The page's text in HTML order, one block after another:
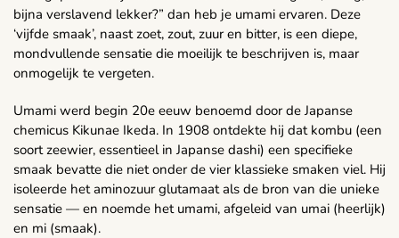
bijna verslavend lekker?” dan heb je umami ervaren. Deze
‘vijfde smaak’, naast zoet, zout, zuur en bitter, is een diepe,
mondvullende sensatie die moeilijk te beschrijven is, maar
onmogelijk te vergeten.
Umami werd begin 20e eeuw benoemd door de Japanse
chemicus Kikunae Ikeda. In 1908 ontdekte hij dat kombu (een
soort zeewier, essentieel in Japanse dashi) een specifieke
smaak bevatte die niet onder de vier klassieke smaken viel. Hij
isoleerde het aminozuur glutamaat als de bron van die unieke
sensatie — en noemde het umami, afgeleid van umai (heerlijk)
en mi (smaak).